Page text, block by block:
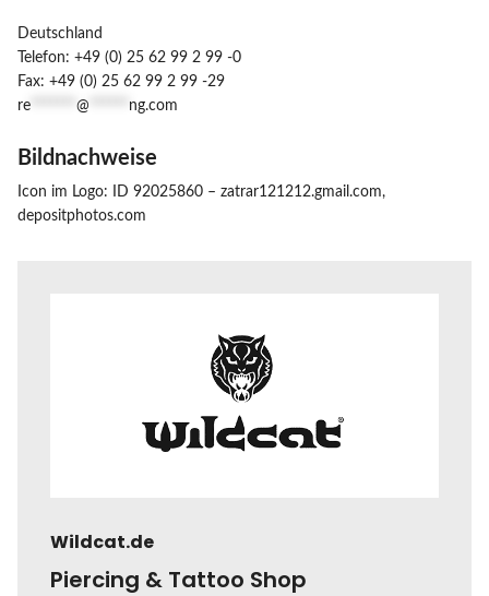
Deutschland
Telefon: +49 (0) 25 62 99 2 99 -0
Fax: +49 (0) 25 62 99 2 99 -29
re *******@ ng.com
Bildnachweise
Icon im Logo: ID 92025860 – zatrar121212.gmail.com,
depositphotos.com
Wildcat.de
Piercing & Tattoo Shop